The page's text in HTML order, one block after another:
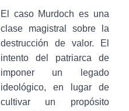
El caso Murdoch es una
clase magistral sobre la
destrucción de valor. El
intento del patriarca de
imponer un legado
ideológico, en lugar de
cultivar un propósito